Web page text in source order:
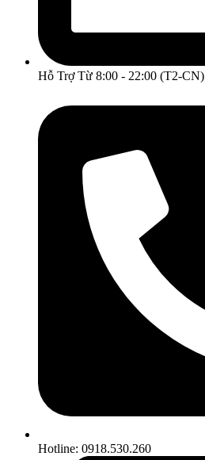
Hỗ Trợ Từ 8:00 - 22:00 (T2-CN)
Hotline: 0918.530.260